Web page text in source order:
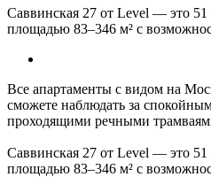
Саввинская 27 от Level — это 51
площадью 83–346 м² с
Все апартаменты с видом на
сможете наблюдать за
проходящими речными
Саввинская 27 от Level — это 51
площадью 83–346 м² с